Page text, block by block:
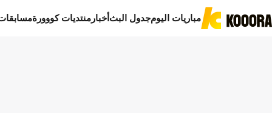
مباريات اليومجدول البثأخبار منتديات كووورة